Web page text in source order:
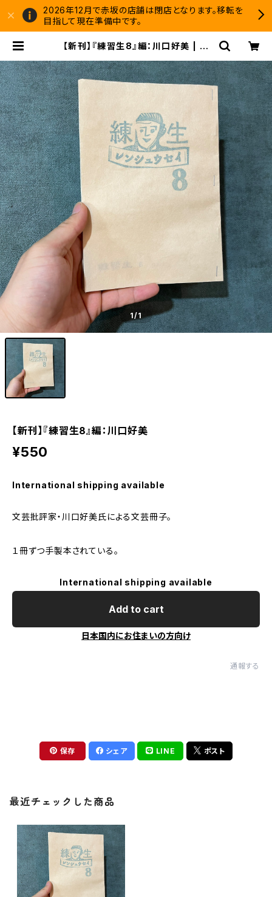
2026年12月で赤坂の店舗は閉店となります。移転を
目指して現在準備中です。
【新刊】『練習生8』編：川口好美 | 双
1/1
【新刊】『練習生8』編：川口好美
¥550
International shipping available
文芸批評家・川口好美氏による文芸冊子。
１冊ずつ手製本されている。
International shipping available
Add to cart
日本国内にお住まいの方向け
通報する
保存 シェア LINE ポスト
最近チェックした商品